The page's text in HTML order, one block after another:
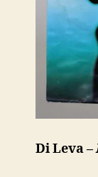
Di Leva –